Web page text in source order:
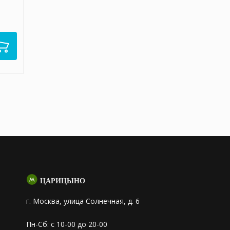
ЦАРИЦЫНО
г. Москва, улица Солнечная, д. 6
Пн-Сб: с 10-00 до 20-00